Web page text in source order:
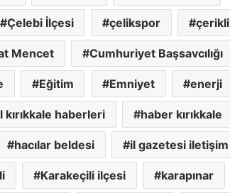
Çelebi İlçesi çelikspor çerikli
Mencet Cumhuriyet Başsavcılığı
Eğitim Emniyet enerji
kırıkkale haberleri haber kırıkkale
hacılar beldesi il gazetesi iletişim
Karakeçili ilçesi karapınar